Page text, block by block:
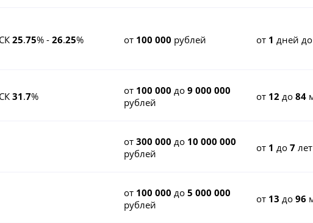
25.75% - 26.25% от 100 000 рублей от 1 дней
31.7% от 100 000 до9 000 000
рублей
от 12 до84
от300 000 до 10 000 000
рублей
от 1 до7 лет
от 100 000 до5 000 000
рублей
от 13 до96